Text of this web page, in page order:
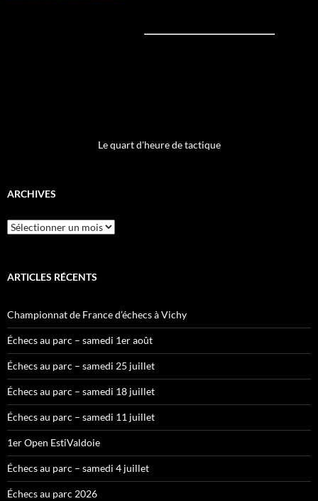
Le quart d'heure de tactique
ARCHIVES
Archives
ARTICLES RÉCENTS
Championnat de France d’échecs à Vichy
Échecs au parc – samedi 1er août
Échecs au parc – samedi 25 juillet
Échecs au parc – samedi 18 juillet
Échecs au parc – samedi 11 juillet
1er Open EstiValdoie
Échecs au parc – samedi 4 juillet
Échecs au parc 2026